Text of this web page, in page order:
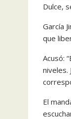
Dulce,
García
que
Acusó:
niveles.
El